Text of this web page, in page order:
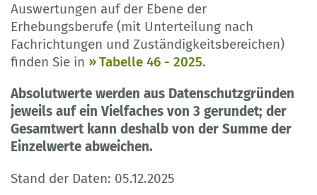
Auswertungen auf der Ebene der
Erhebungsberufe (mit Unterteilung nach
Fachrichtungen und Zuständigkeitsbereichen)
finden Sie in
Tabelle 46 - 2025.
Absolutwerte werden aus Datenschutzgründen
jeweils auf ein Vielfaches von 3 gerundet; der
Gesamtwert kann deshalb von der Summe der
Einzelwerte abweichen.
Stand der Daten: 05.12.2025